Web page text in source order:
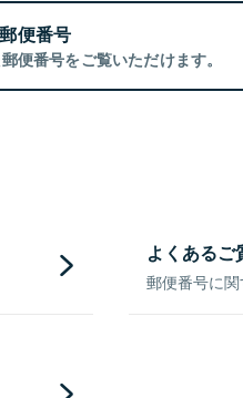
便番号
便番号をご覧いただけます。
よくあるご
郵便番号に関